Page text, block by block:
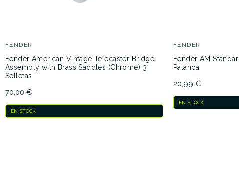
FENDER
Fender American Vintage Telecaster Bridge
Assembly with Brass Saddles (Chrome) 3
Selletas
70,00 €
EN STOCK
FENDER
Fender AM
Palanca
20,99 €
EN STOCK